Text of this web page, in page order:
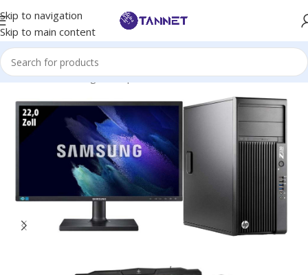
Skip to navigation
Skip to main content
Hem/PCs/Gaming PCs/Spel Paket